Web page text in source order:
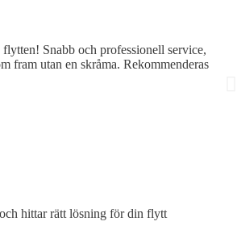
flytten! Snabb och professionell service,
fram utan en skråma. Rekommenderas
hittar rätt lösning för din flytt